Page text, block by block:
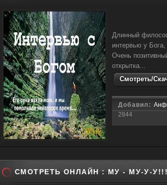
Длинный
интервью у
Очень
открытка...
Смотреть/
Добавил:
2844
СМОТРЕТЬ ОНЛАЙН : МУ - МУ-У-У!!!